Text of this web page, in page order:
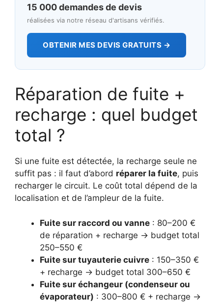
15 000 demandes de devis
réalisées via notre réseau d'artisans vérifiés.
OBTENIR MES DEVIS GRATUITS →
Réparation de fuite +
recharge : quel budget
total ?
Si une fuite est détectée, la recharge seule ne
suffit pas : il faut d’abord réparer la fuite, puis
recharger le circuit. Le coût total dépend de la
localisation et de l’ampleur de la fuite.
Fuite sur raccord ou vanne : 80–200 €
de réparation + recharge → budget total
250–550 €
Fuite sur tuyauterie cuivre : 150–350 €
+ recharge → budget total 300–650 €
Fuite sur échangeur (condenseur ou
évaporateur) : 300–800 € + recharge →